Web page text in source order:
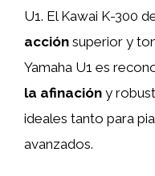
U1. El Kawai K-300
acción superior y
Yamaha U1 es
la afinación y
ideales tanto para
avanzados.